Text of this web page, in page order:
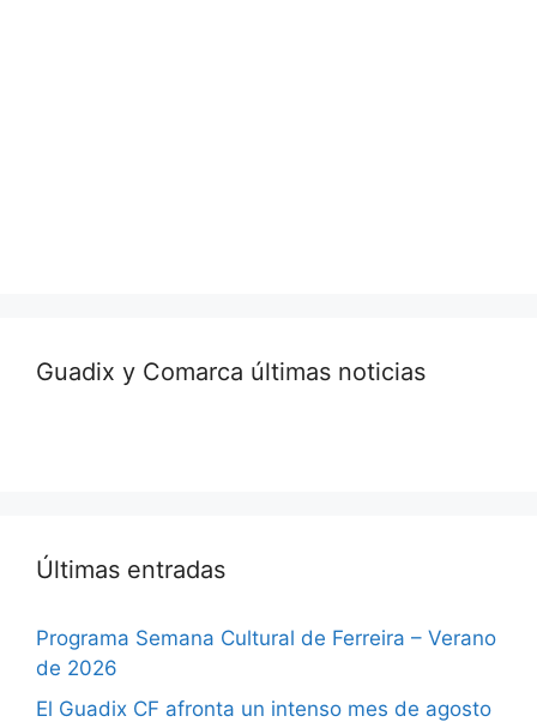
Guadix y Comarca últimas noticias
Últimas entradas
Programa Semana Cultural de Ferreira – Verano
de 2026
El Guadix CF afronta un intenso mes de agosto